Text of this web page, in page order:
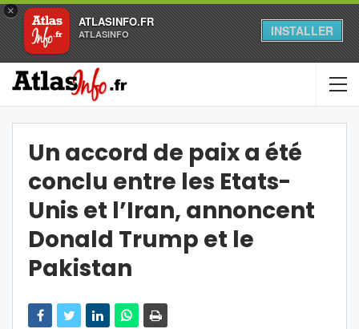
×
ATLASINFO.FR
ATLASINFO INSTALLER
Un accord de paix a été
conclu entre les Etats-
Unis et l’Iran, annoncent
Donald Trump et le
Pakistan